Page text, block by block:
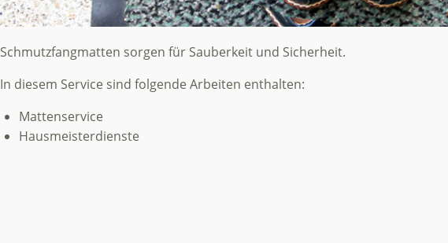
Schmutzfangmatten sorgen für Sauberkeit und Sicherheit.
In diesem Service sind folgende Arbeiten enthalten:
Mattenservice
Hausmeisterdienste